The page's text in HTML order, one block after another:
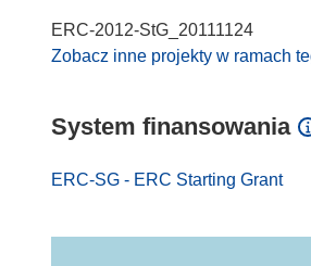
ERC-2012-StG_20111124
Zobacz inne projekty w ramach
System finansowania
ERC-SG - ERC Starting Grant